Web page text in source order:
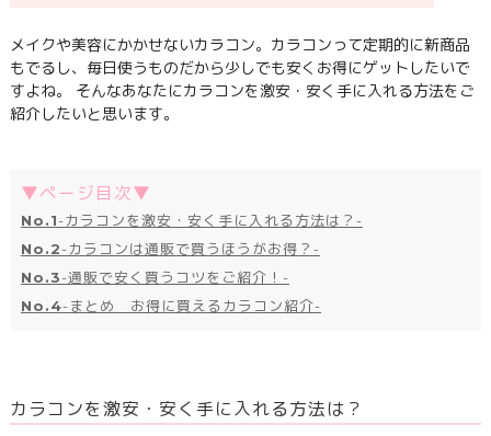
メイクや美容にかかせないカラコン。カラコンって定期的に新商品
もでるし、毎日使うものだから少しでも安くお得にゲットしたいで
すよね。 そんなあなたにカラコンを激安・安く手に入れる方法をご
紹介したいと思います。
▼ページ目次▼
No.1-カラコンを激安・安く手に入れる方法は？-
No.2-カラコンは通販で買うほうがお得？-
No.3-通販で安く買うコツをご紹介！-
No.4-まとめ お得に買えるカラコン紹介-
カラコンを激安・安く手に入れる方法は？